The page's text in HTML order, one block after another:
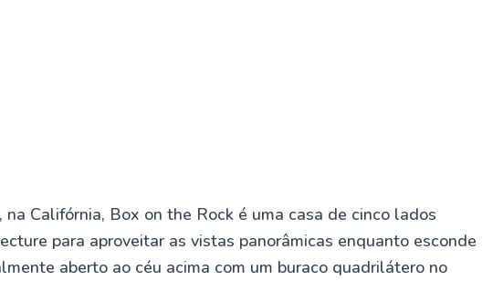
Califórnia, Box on the Rock é uma casa de cinco lados
para aproveitar as vistas panorâmicas enquanto esconde
aberto ao céu acima com um buraco quadrilátero no